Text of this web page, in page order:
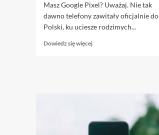
Masz Google Pixel? Uważaj. Nie tak
dawno telefony zawitały oficjalnie do
Polski, ku uciesze rodzimych...
Dowiedz się więcejDowiedz
Defekt